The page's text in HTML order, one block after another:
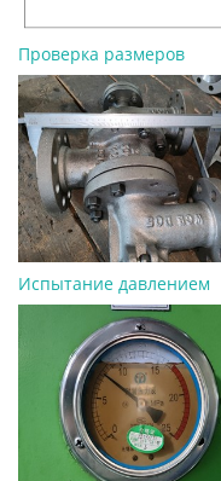
Проверка размеров
Испытание давлением